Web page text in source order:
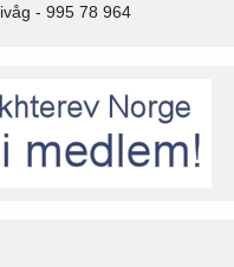
- 995 78 964